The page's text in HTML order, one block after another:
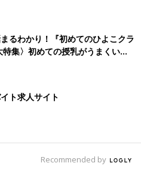
ゃムリ期」をようやく脱した時
たり、プール帰りにガチャガチ
に来てくれてました。
もらったり、プールで頑張って
を見せてあげたりして良い時間
これまでのお話はこちら！
【ツボウチ育児劇場
るわかり！『初めてのひよこクラ
集〉初めての授乳がうまくい
クの基本と夏のトラブル 解決テ
ト求人サイト
Recommended by